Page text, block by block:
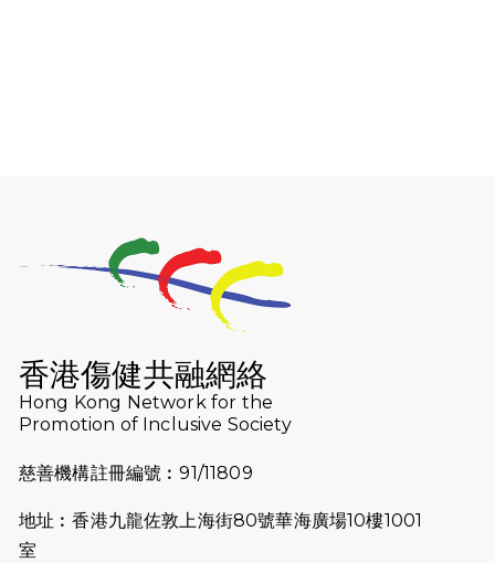
2025-09-08 渣打香港馬拉松2026 慈善計劃
Lockton Fearless Dragon Trail
Run 2025
2025-08-07 諾德 x 猛龍慈善共融音樂夜2025
🌟
香港傷健共融網絡
Hong Kong Network for the
Promotion of Inclusive Society
慈善機構註冊編號︰91/11809
地址︰香港九龍佐敦上海街80號華海廣場10樓1001
室